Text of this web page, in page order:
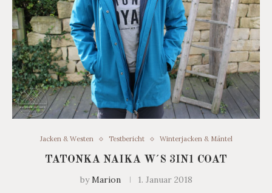
Jacken & Westen Testbericht Winterjacken & Mäntel
TATONKA NAIKA W´S 3IN1 COAT
byMarion 1. Januar 2018